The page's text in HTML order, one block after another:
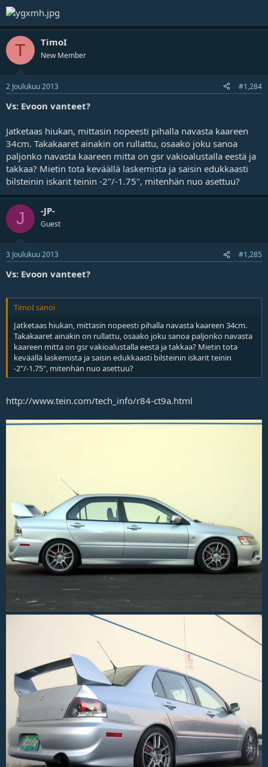
T TimoI
New Member
2 Joulukuu 2013 #1,284
Vs: Evoon vanteet?
Jatketaas hiukan, mittasin nopeesti pihalla navasta kaareen
34cm. Takakaaret ainakin on rullattu, osaako joku sanoa
paljonko navasta kaareen mitta on gsr vakioalustalla eestä ja
takkaa? Mietin tota keväällä laskemista ja saisin edukkaasti
bilsteinin iskarit teinin -2"/-1.75", mitenhän nuo asettuu?
J -JP-
Guest
3 Joulukuu 2013 #1,285
Vs: Evoon vanteet?
TimoI sanoi
Jatketaas hiukan, mittasin nopeesti pihalla navasta kaareen 34cm.
Takakaaret ainakin on rullattu, osaako joku sanoa paljonko navasta
kaareen mitta on gsr vakioalustalla eestä ja takkaa? Mietin tota
keväällä laskemista ja saisin edukkaasti bilsteinin iskarit teinin
-2"/-1.75", mitenhän nuo asettuu?
http://www.tein.com/tech_info/r84-ct9a.html